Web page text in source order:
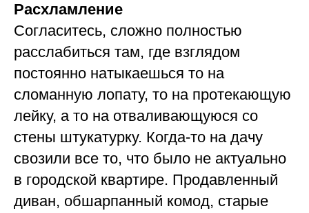
Расхламление
Согласитесь, сложно полностью
расслабиться там, где взглядом
постоянно натыкаешься то на
сломанную лопату, то на протекающую
лейку, а то на отваливающуюся со
стены штукатурку. Когда-то на дачу
свозили все то, что было не актуально
в городской квартире. Продавленный
диван, обшарпанный комод, старые